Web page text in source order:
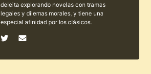
deleita explorando novelas con tramas
legales y dilemas morales, y tiene una
especial afinidad por los clásicos.